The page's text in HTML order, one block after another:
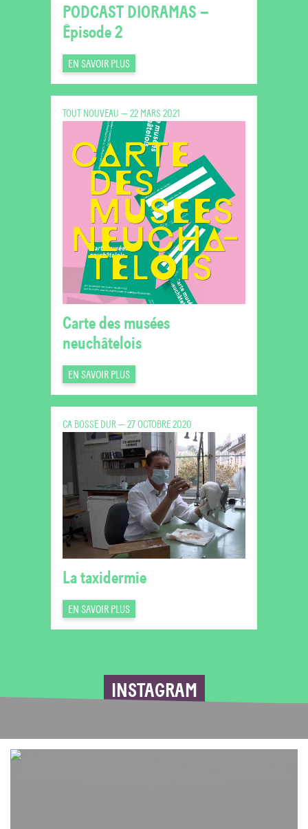
PODCAST DIORAMAS –
Épisode 2
EN SAVOIR PLUS
TOUT NOUVEAU — 22 MARS 2021
Carte des musées
neuchâtelois
EN SAVOIR PLUS
CA BOSSE DUR — 27 OCTOBRE 2020
La taxidermie
EN SAVOIR PLUS
INSTAGRAM